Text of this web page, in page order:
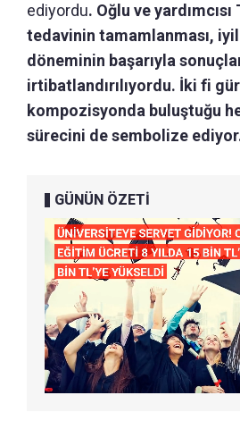
ediyordu. Oğlu ve
tedavinin tamamlanması,
döneminin başarıyla
irtibatlandırılıyordu. İki fi
kompozisyonda buluştuğu
sürecini de sembolize
GÜNÜN ÖZETİ